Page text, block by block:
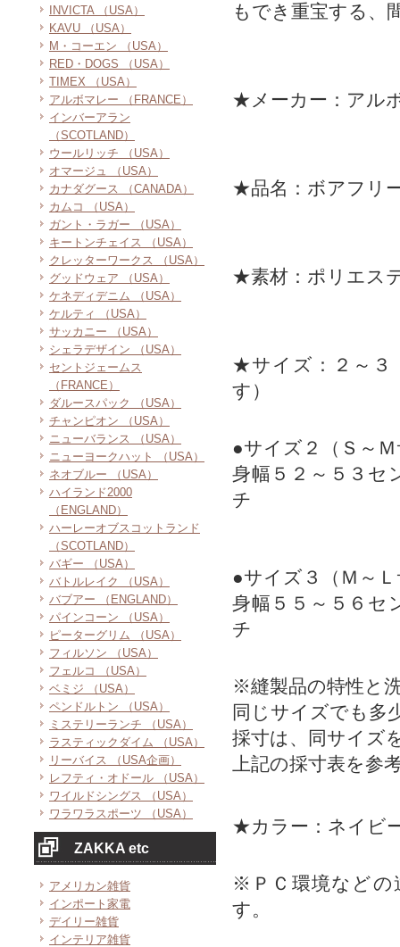
INVICTA （USA）
KAVU （USA）
M・コーエン （USA）
RED・DOGS （USA）
TIMEX （USA）
アルボマレー （FRANCE）
インバーアラン
（SCOTLAND）
ウールリッチ （USA）
オマージュ （USA）
カナダグース （CANADA）
カムコ （USA）
ガント・ラガー （USA）
キートンチェイス （USA）
クレッターワークス （USA）
グッドウェア （USA）
ケネディデニム （USA）
ケルティ （USA）
サッカニー （USA）
シェラデザイン （USA）
セントジェームス
（FRANCE）
ダルースパック （USA）
チャンピオン （USA）
ニューバランス （USA）
ニューヨークハット （USA）
ネオブルー （USA）
ハイランド2000
（ENGLAND）
ハーレーオブスコットランド
（SCOTLAND）
バギー （USA）
バトルレイク （USA）
バブアー （ENGLAND）
パインコーン （USA）
ピーターグリム （USA）
フィルソン （USA）
フェルコ （USA）
ベミジ （USA）
ペンドルトン （USA）
ミステリーランチ （USA）
ラスティックダイム （USA）
リーバイス （USA企画）
レフティ・オドール （USA）
ワイルドシングス （USA）
ワラワラスポーツ （USA）
ZAKKA etc
アメリカン雑貨
インポート家電
デイリー雑貨
インテリア雑貨
もでき重宝する、
★メーカー：アル
★品名：ボアフリ
★素材：ポリエス
★サイズ：２～３
す）
●サイズ２（Ｓ～
身幅５２～５３セ
チ
●サイズ３（Ｍ～
身幅５５～５６セ
チ
※縫製品の特性と
同じサイズでも多
採寸は、同サイズ
上記の採寸表を参
★カラー：ネイビ
※ＰＣ環境などの
す。